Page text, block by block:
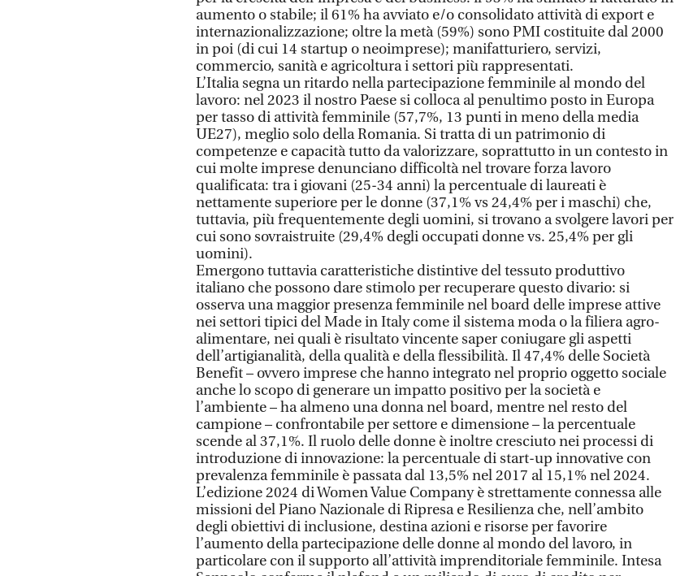
aumento o stabile; il 61% ha avviato e/o consolidato attività di export e
internazionalizzazione; oltre la metà (59%) sono PMI costituite dal 2000
in poi (di cui 14 startup o neoimprese); manifatturiero, servizi,
commercio, sanità e agricoltura i settori più rappresentati.
L’Italia segna un ritardo nella partecipazione femminile al mondo del
lavoro: nel 2023 il nostro Paese si colloca al penultimo posto in Europa
per tasso di attività femminile (57,7%, 13 punti in meno della media
UE27), meglio solo della Romania. Si tratta di un patrimonio di
competenze e capacità tutto da valorizzare, soprattutto in un contesto in
cui molte imprese denunciano difficoltà nel trovare forza lavoro
qualificata: tra i giovani (25-34 anni) la percentuale di laureati è
nettamente superiore per le donne (37,1% vs 24,4% per i maschi) che,
tuttavia, più frequentemente degli uomini, si trovano a svolgere lavori per
cui sono sovraistruite (29,4% degli occupati donne vs. 25,4% per gli
uomini).
Emergono tuttavia caratteristiche distintive del tessuto produttivo
italiano che possono dare stimolo per recuperare questo divario: si
osserva una maggior presenza femminile nel board delle imprese attive
nei settori tipici del Made in Italy come il sistema moda o la filiera agro-
alimentare, nei quali è risultato vincente saper coniugare gli aspetti
dell’artigianalità, della qualità e della flessibilità. Il 47,4% delle Società
Benefit – ovvero imprese che hanno integrato nel proprio oggetto sociale
anche lo scopo di generare un impatto positivo per la società e
l’ambiente – ha almeno una donna nel board, mentre nel resto del
campione – confrontabile per settore e dimensione – la percentuale
scende al 37,1%. Il ruolo delle donne è inoltre cresciuto nei processi di
introduzione di innovazione: la percentuale di start-up innovative con
prevalenza femminile è passata dal 13,5% nel 2017 al 15,1% nel 2024.
L’edizione 2024 di Women Value Company è strettamente connessa alle
missioni del Piano Nazionale di Ripresa e Resilienza che, nell’ambito
degli obiettivi di inclusione, destina azioni e risorse per favorire
l’aumento della partecipazione delle donne al mondo del lavoro, in
particolare con il supporto all’attività imprenditoriale femminile. Intesa